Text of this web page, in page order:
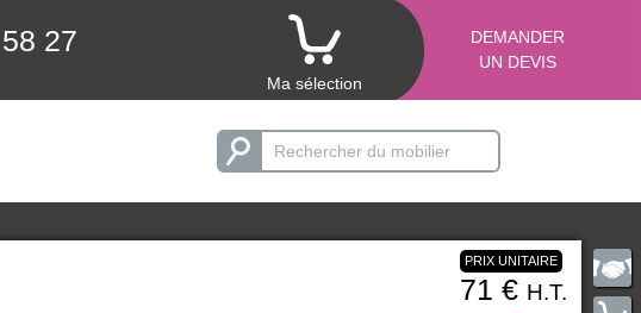
27
Ma sélection
DEMANDER
UN DEVIS
PRIX UNITAIRE
71 € H.T.